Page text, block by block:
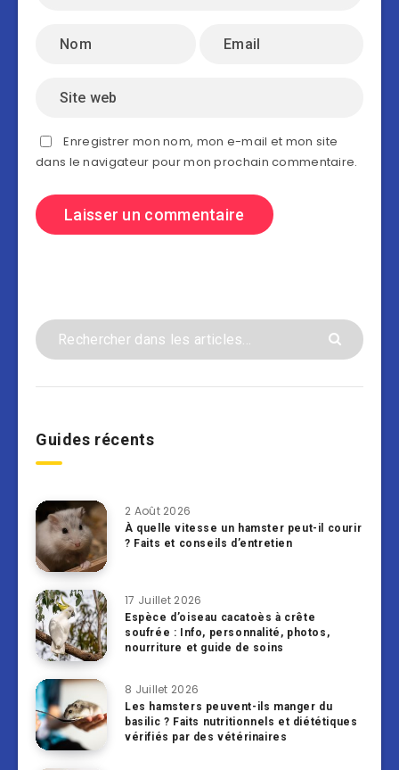
Enregistrer mon nom, mon e-mail et mon site
dans le navigateur pour mon prochain commentaire.
Guides récents
2 Août 2026
À quelle vitesse un hamster peut-il courir
? Faits et conseils d’entretien
17 Juillet 2026
Espèce d’oiseau cacatoès à crête
soufrée : Info, personnalité, photos,
nourriture et guide de soins
8 Juillet 2026
Les hamsters peuvent-ils manger du
basilic ? Faits nutritionnels et diététiques
vérifiés par des vétérinaires